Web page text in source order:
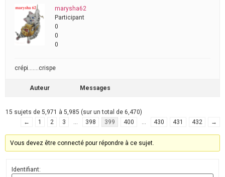
marysha62
Participant
0
0
0
crépi…….crispe
Auteur Messages
15 sujets de 5,971 à 5,985 (sur un total de 6,470)
←
1 2 3 … 398 399 400 … 430 431 432 →
Vous devez être connecté pour répondre à ce sujet.
Identifiant: